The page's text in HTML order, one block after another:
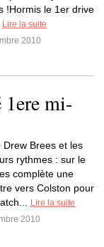
!Hormis le 1er drive
Lire la suite
2010
mi-
Drew Brees et les
rythmes : sur le
complète une
vers Colston pour
Lire la suite
2010